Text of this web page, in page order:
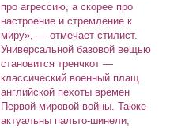
про агрессию, а скорее про
настроение и стремление к
миру», — отмечает стилист.
Универсальной базовой вещью
становится тренчкот —
классический военный плащ
английской пехоты времен
Первой мировой войны. Также
актуальны пальто-шинели,